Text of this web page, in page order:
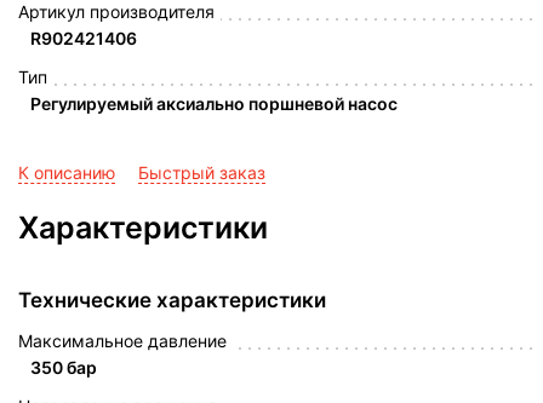
Артикул производителя
R902421406
Тип
Регулируемый аксиально поршневой насос
К описанию Быстрый заказ
Характеристики
Технические характеристики
Максимальное давление
350 бар